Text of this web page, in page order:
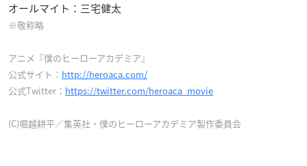
オールマイト：三宅健太
※敬称略
アニメ『僕のヒーローアカデミア』
公式サイト： http://heroaca.com/
公式Twitter： https://twitter.com/heroaca_movie
(C)堀越耕平／集英社・僕のヒーローアカデミア製作委員会